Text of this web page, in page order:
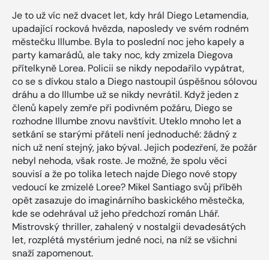
Je to už víc než dvacet let, kdy hrál Diego Letamendia,
upadající rocková hvězda, naposledy ve svém rodném
městečku Illumbe. Byla to poslední noc jeho kapely a
party kamarádů, ale taky noc, kdy zmizela Diegova
přítelkyně Lorea. Policii se nikdy nepodařilo vypátrat,
co se s dívkou stalo a Diego nastoupil úspěšnou sólovou
dráhu a do Illumbe už se nikdy nevrátil. Když jeden z
členů kapely zemře při podivném požáru, Diego se
rozhodne Illumbe znovu navštívit. Uteklo mnoho let a
setkání se starými přáteli není jednoduché: žádný z
nich už není stejný, jako býval. Jejich podezření, že požár
nebyl nehoda, však roste. Je možné, že spolu věci
souvisí a že po tolika letech najde Diego nové stopy
vedoucí ke zmizelé Loree? Mikel Santiago svůj příběh
opět zasazuje do imaginárního baskického městečka,
kde se odehrával už jeho předchozí román Lhář.
Mistrovský thriller, zahalený v nostalgii devadesátých
let, rozplétá mystérium jedné noci, na níž se všichni
snaží zapomenout.